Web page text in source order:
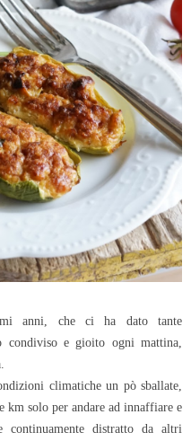
anni, che ci ha dato tante
condiviso e gioito ogni mattina,
climatiche un pò sballate,
solo per andare ad innaffiare e
continuamente distratto da altri